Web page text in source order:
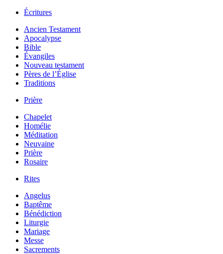
Écritures
Ancien Testament
Apocalypse
Bible
Évangiles
Nouveau testament
Pères de l’Église
Traditions
Prière
Chapelet
Homélie
Méditation
Neuvaine
Prière
Rosaire
Rites
Angelus
Baptême
Bénédiction
Liturgie
Mariage
Messe
Sacrements